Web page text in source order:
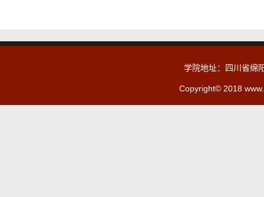
学院地址：四川省绵
Copyright© 2018